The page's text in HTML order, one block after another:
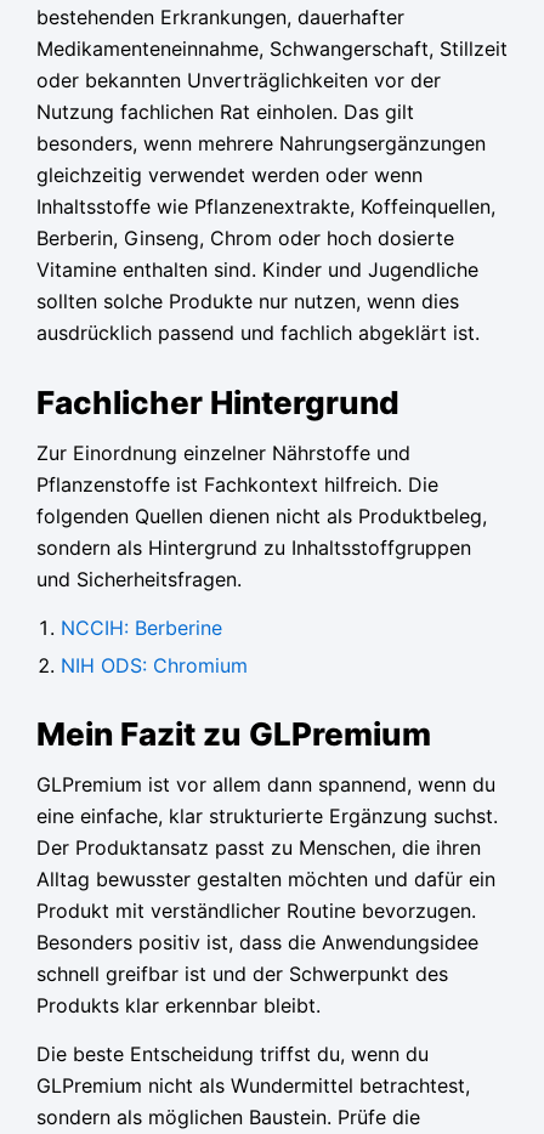
bestehenden Erkrankungen, dauerhafter
Medikamenteneinnahme, Schwangerschaft, Stillzeit
oder bekannten Unverträglichkeiten vor der
Nutzung fachlichen Rat einholen. Das gilt
besonders, wenn mehrere Nahrungsergänzungen
gleichzeitig verwendet werden oder wenn
Inhaltsstoffe wie Pflanzenextrakte, Koffeinquellen,
Berberin, Ginseng, Chrom oder hoch dosierte
Vitamine enthalten sind. Kinder und Jugendliche
sollten solche Produkte nur nutzen, wenn dies
ausdrücklich passend und fachlich abgeklärt ist.
Fachlicher Hintergrund
Zur Einordnung einzelner Nährstoffe und
Pflanzenstoffe ist Fachkontext hilfreich. Die
folgenden Quellen dienen nicht als Produktbeleg,
sondern als Hintergrund zu Inhaltsstoffgruppen
und Sicherheitsfragen.
NCCIH: Berberine
NIH ODS: Chromium
Mein Fazit zu GLPremium
GLPremium ist vor allem dann spannend, wenn du
eine einfache, klar strukturierte Ergänzung suchst.
Der Produktansatz passt zu Menschen, die ihren
Alltag bewusster gestalten möchten und dafür ein
Produkt mit verständlicher Routine bevorzugen.
Besonders positiv ist, dass die Anwendungsidee
schnell greifbar ist und der Schwerpunkt des
Produkts klar erkennbar bleibt.
Die beste Entscheidung triffst du, wenn du
GLPremium nicht als Wundermittel betrachtest,
sondern als möglichen Baustein. Prüfe die